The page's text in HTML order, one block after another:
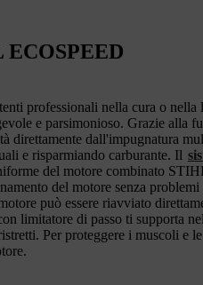
professionali nella cura o nella
e parsimonioso. Grazie alla
direttamente dall'impugnatura
e risparmiando carburante. Il
del motore combinato
del motore senza problemi
può essere riavviato
limitatore di passo ti supporta
Per proteggere i muscoli e